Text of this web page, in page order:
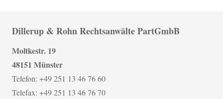
Dillerup & Rohn Rechtsanwälte PartGmbB
Moltkestr. 19
48151 Münster
Telefon: +49 251 13 46 76 60
Telefax: +49 251 13 46 76 70